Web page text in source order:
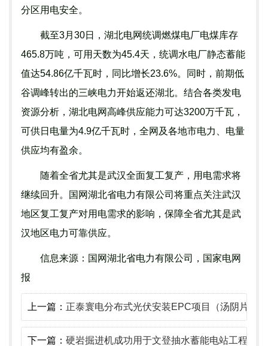
分区用电安全。
截至3月30日，湖北电网统调燃煤电厂电煤库存
465.8万吨，可用天数为45.4天，统调水电厂静态蓄能
值达54.86亿千瓦时，同比增长23.6%。同时，前期低
谷调峰转出的三峡电力开始返还湖北。结合各类发电
资源分析，湖北电网高峰供应能力可达3200万千瓦，
可供日电量为4.9亿千瓦时，全网及各地市电力、电量
供应均有盈余。
随着全省尤其是武汉全面复工复产，用电需求将
继续回升。国网湖北省电力有限公司将重点关注武汉
地区复工复产对用电需求的影响，保障全省尤其是武
汉地区电力可靠供应。
信息来源：国网湖北省电力有限公司，国家电网
报
上一篇： 正泰寰电分布式光伏安装EPC项目（汤阴片区）
下一篇： 硬岩掘进机成功用于文登抽水蓄能电站工程